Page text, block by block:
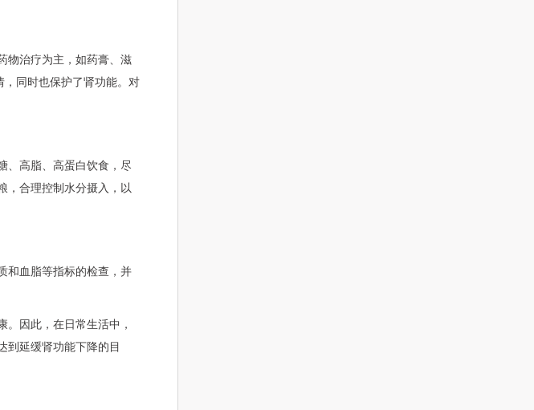
物治疗为主，如药膏、滋
同时也保护了肾功能。对
、高脂、高蛋白饮食，尽
，合理控制水分摄入，以
和血脂等指标的检查，并
因此，在日常生活中，
到延缓肾功能下降的目